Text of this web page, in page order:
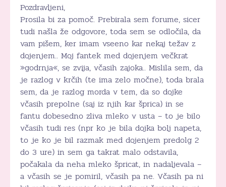
Pozdravljeni,
Prosila bi za pomoč. Prebirala sem forume, sicer
tudi našla že odgovore, toda sem se odločila, da
vam pišem, ker imam vseeno kar nekaj težav z
dojenjem.. Moj fantek med dojenjem večkrat
»godrnja«, se zvija, včasih zajoka.. Mislila sem, da
je razlog v krčih (te ima zelo močne), toda brala
sem, da je razlog morda v tem, da so dojke
včasih prepolne (saj iz njih kar šprica) in se
fantu dobesedno zliva mleko v usta – to je bilo
včasih tudi res (npr ko je bila dojka bolj napeta,
to je ko je bil razmak med dojenjem predolg 2
do 3 ure) in sem ga takrat malo odstavila,
počakala da neha mleko špricat, in nadaljevala –
a včasih se je pomiril, včasih pa ne. Včasih pa ni